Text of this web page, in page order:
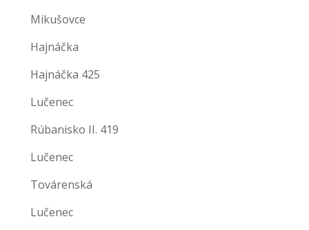
Mikušovce
Hajnáčka
Hajnáčka 425
Lučenec
Rúbanisko II. 419
Lučenec
Továrenská
Lučenec